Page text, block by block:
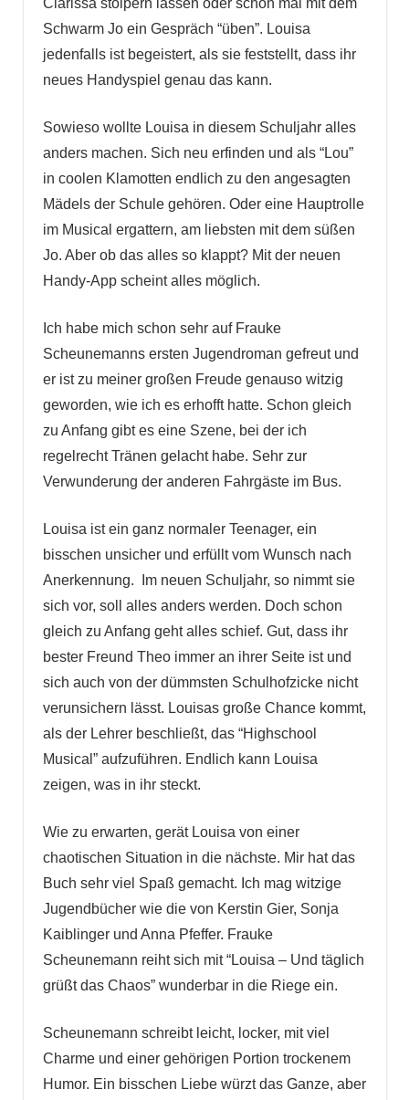
Clarissa stolpern lassen oder schon mal mit dem
Schwarm Jo ein Gespräch “üben”. Louisa
jedenfalls ist begeistert, als sie feststellt, dass ihr
neues Handyspiel genau das kann.
Sowieso wollte Louisa in diesem Schuljahr alles
anders machen. Sich neu erfinden und als “Lou”
in coolen Klamotten endlich zu den angesagten
Mädels der Schule gehören. Oder eine Hauptrolle
im Musical ergattern, am liebsten mit dem süßen
Jo. Aber ob das alles so klappt? Mit der neuen
Handy-App scheint alles möglich.
Ich habe mich schon sehr auf Frauke
Scheunemanns ersten Jugendroman gefreut und
er ist zu meiner großen Freude genauso witzig
geworden, wie ich es erhofft hatte. Schon gleich
zu Anfang gibt es eine Szene, bei der ich
regelrecht Tränen gelacht habe. Sehr zur
Verwunderung der anderen Fahrgäste im Bus.
Louisa ist ein ganz normaler Teenager, ein
bisschen unsicher und erfüllt vom Wunsch nach
Anerkennung. Im neuen Schuljahr, so nimmt sie
sich vor, soll alles anders werden. Doch schon
gleich zu Anfang geht alles schief. Gut, dass ihr
bester Freund Theo immer an ihrer Seite ist und
sich auch von der dümmsten Schulhofzicke nicht
verunsichern lässt. Louisas große Chance kommt,
als der Lehrer beschließt, das “Highschool
Musical” aufzuführen. Endlich kann Louisa
zeigen, was in ihr steckt.
Wie zu erwarten, gerät Louisa von einer
chaotischen Situation in die nächste. Mir hat das
Buch sehr viel Spaß gemacht. Ich mag witzige
Jugendbücher wie die von Kerstin Gier, Sonja
Kaiblinger und Anna Pfeffer. Frauke
Scheunemann reiht sich mit “Louisa – Und täglich
grüßt das Chaos” wunderbar in die Riege ein.
Scheunemann schreibt leicht, locker, mit viel
Charme und einer gehörigen Portion trockenem
Humor. Ein bisschen Liebe würzt das Ganze, aber